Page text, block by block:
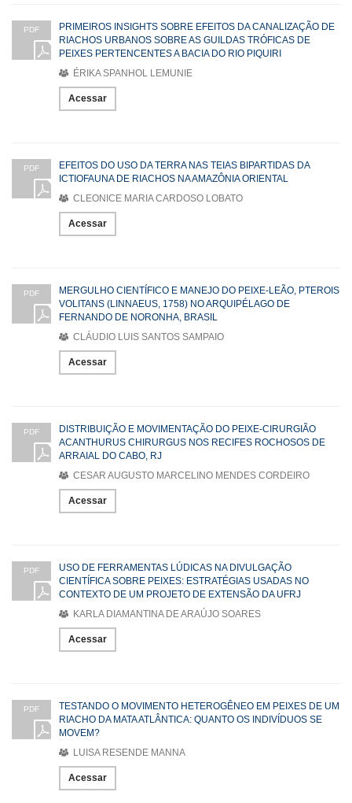
PDF
PRIMEIROS INSIGHTS SOBRE EFEITOS DA CANALIZAÇÃO DE
RIACHOS URBANOS SOBRE AS GUILDAS TRÓFICAS DE
PEIXES PERTENCENTES A BACIA DO RIO PIQUIRI
ÉRIKA SPANHOL LEMUNIE
Acessar
PDF
EFEITOS DO USO DA TERRA NAS TEIAS BIPARTIDAS DA
ICTIOFAUNA DE RIACHOS NA AMAZÔNIA ORIENTAL
CLEONICE MARIA CARDOSO LOBATO
Acessar
PDF
MERGULHO CIENTÍFICO E MANEJO DO PEIXE-LEÃO, PTEROIS
VOLITANS (LINNAEUS, 1758) NO ARQUIPÉLAGO DE
FERNANDO DE NORONHA, BRASIL
CLÁUDIO LUIS SANTOS SAMPAIO
Acessar
PDF
DISTRIBUIÇÃO E MOVIMENTAÇÃO DO PEIXE-CIRURGIÃO
ACANTHURUS CHIRURGUS NOS RECIFES ROCHOSOS DE
ARRAIAL DO CABO, RJ
CESAR AUGUSTO MARCELINO MENDES CORDEIRO
Acessar
PDF
USO DE FERRAMENTAS LÚDICAS NA DIVULGAÇÃO
CIENTÍFICA SOBRE PEIXES: ESTRATÉGIAS USADAS NO
CONTEXTO DE UM PROJETO DE EXTENSÃO DA UFRJ
KARLA DIAMANTINA DE ARAÚJO SOARES
Acessar
PDF
TESTANDO O MOVIMENTO HETEROGÊNEO EM PEIXES DE UM
RIACHO DA MATA ATLÂNTICA: QUANTO OS INDIVÍDUOS SE
MOVEM?
LUISA RESENDE MANNA
Acessar